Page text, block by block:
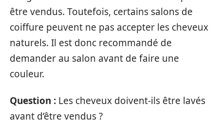
être vendus. Toutefois, certains salons de
coiffure peuvent ne pas accepter les cheveux
naturels. Il est donc recommandé de
demander au salon avant de faire une
couleur.
Question : Les cheveux doivent-ils être lavés
avant d’être vendus ?